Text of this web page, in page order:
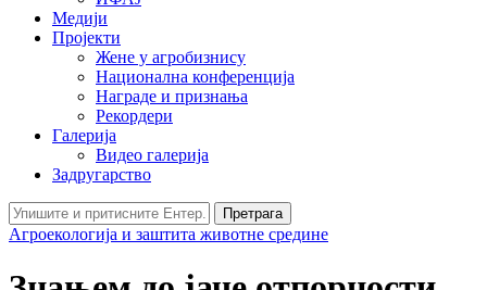
Медији
Пројекти
Жене у агробизнису
Национална конференција
Награде и признања
Рекордери
Галерија
Видео галерија
Задругарство
Претрага
Агроекологија и заштита животне средине